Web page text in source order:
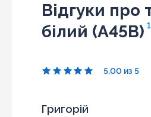
Відгуки
білий (A45B)
5.00 из 5
Григорій